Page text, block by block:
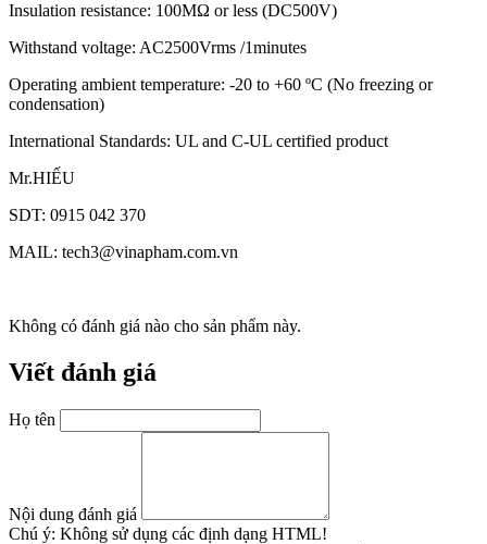
Insulation resistance: 100MΩ or less (DC500V)
Withstand voltage: AC2500Vrms /1minutes
Operating ambient temperature: -20 to +60 ºC (No freezing or
condensation)
International Standards: UL and C-UL certified product
Mr.HIẾU
SDT: 0915 042 370
MAIL: tech3@vinapham.com.vn
Không có đánh giá nào cho sản phẩm này.
Viết đánh giá
Họ tên
Nội dung đánh giá
Chú ý: Không sử dụng các định dạng HTML!